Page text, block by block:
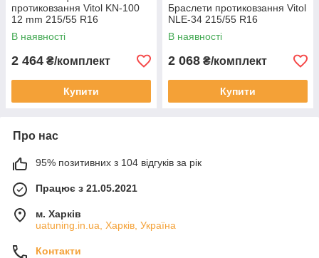
протиковзання Vitol KN-100
12 mm 215/55 R16
В наявності
2 464 ₴/комплект
Купити
Браслети протиковзання Vitol
NLE-34 215/55 R16
В наявності
2 068 ₴/комплект
Купити
Про нас
95% позитивних з 104 відгуків за рік
Працює з 21.05.2021
м. Харків
uatuning.in.ua, Харків, Україна
Контакти